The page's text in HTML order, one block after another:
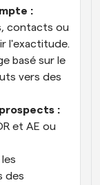
:
contacts ou
l'exactitude.
basé sur le
vers des
:
et AE ou
des